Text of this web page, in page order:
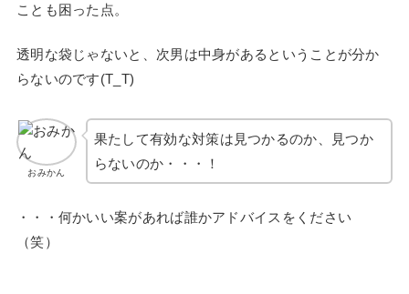
ことも困った点。
透明な袋じゃないと、次男は中身があるということが分か
らないのです(T_T)
おみかん
果たして有効な対策は見つかるのか、見つか
らないのか・・・！
・・・何かいい案があれば誰かアドバイスをください
（笑）